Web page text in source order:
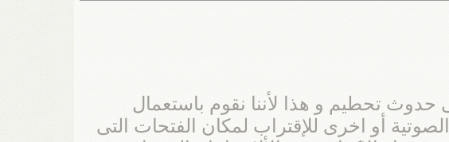
تحطيم و هذا لأننا نقوم باستعمال
أو اخرى للإقتراب لمكان الفتحات التى